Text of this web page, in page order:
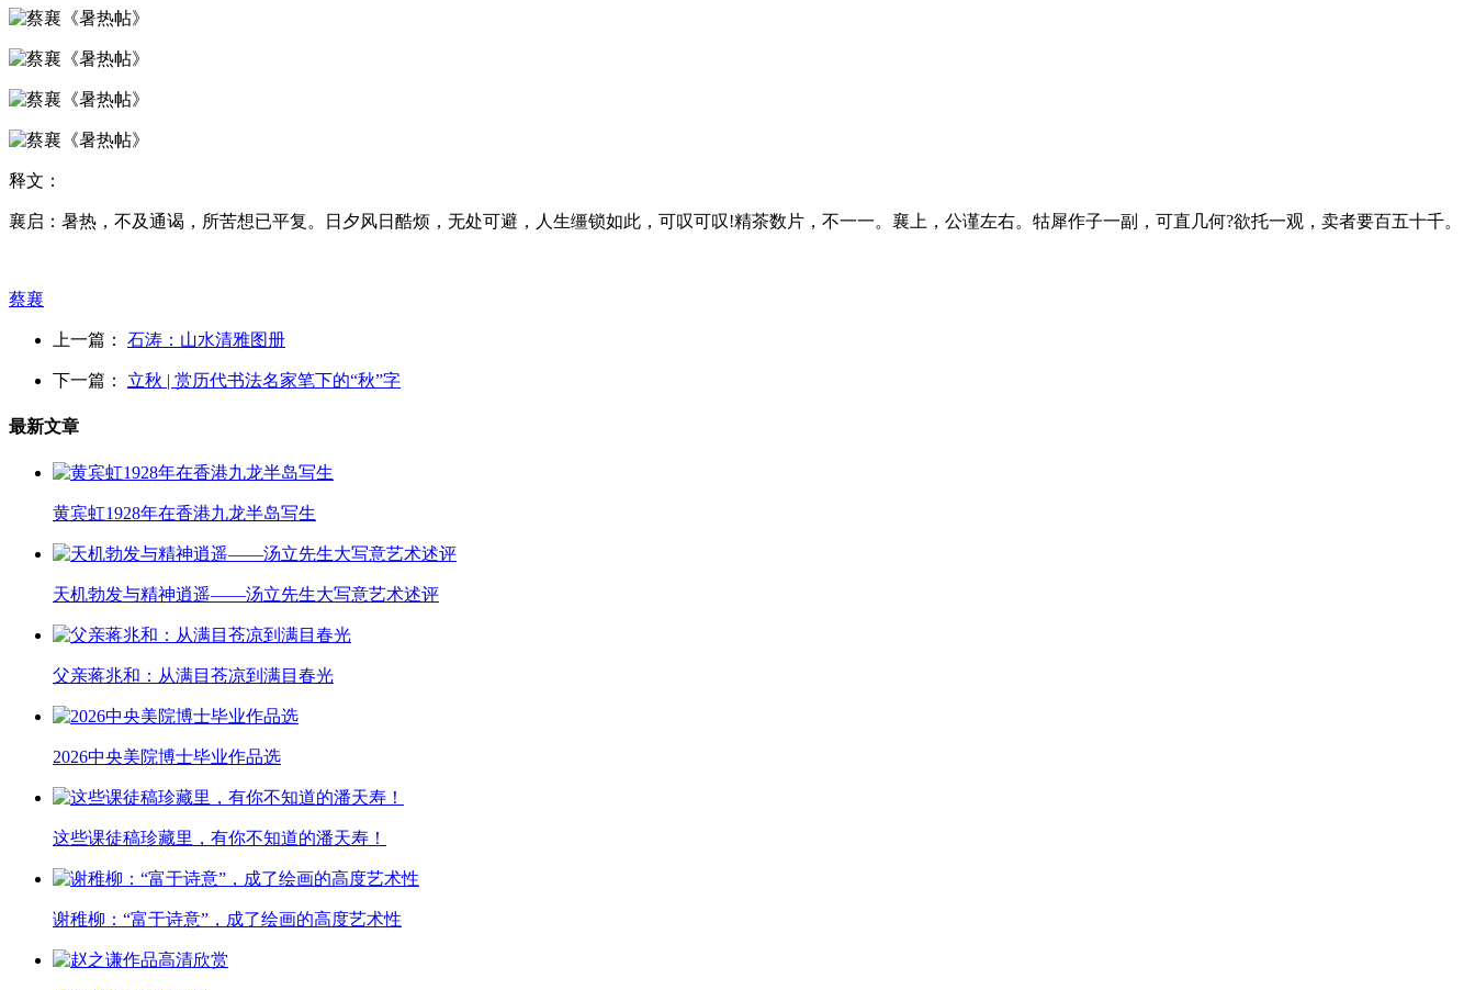
释文：
襄启：暑热，不及通谒，所苦想已平复。日夕风日酷烦，无处可避，人生缰锁如此，可叹可叹!精茶数片，不一一。襄上，公谨左右。牯犀作子一副，可直几何?欲托一观，卖者要百五十千。
蔡襄
上一篇： 石涛：山水清雅图册
下一篇： 立秋 | 赏历代书法名家笔下的“秋”字
最新文章
黄宾虹1928年在香港九龙半岛写生
天机勃发与精神逍遥——汤立先生大写意艺术述评
父亲蒋兆和：从满目苍凉到满目春光
2026中央美院博士毕业作品选
这些课徒稿珍藏里，有你不知道的潘天寿！
谢稚柳：“富于诗意”，成了绘画的高度艺术性